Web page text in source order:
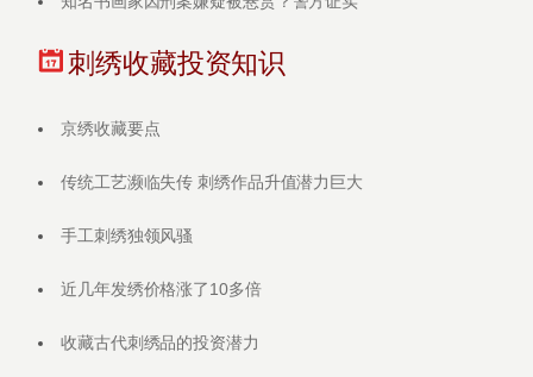
刺绣收藏投资知识
京绣收藏要点
传统工艺濒临失传 刺绣作品升值潜力巨大
手工刺绣独领风骚
近几年发绣价格涨了10多倍
收藏古代刺绣品的投资潜力